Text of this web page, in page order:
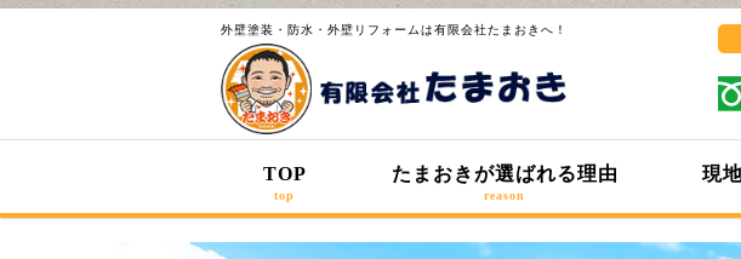
外壁塗装・防水・外壁リフォームは有限会社たまおきへ！
TOP
top
たまおきが選ばれる理由
reason
現